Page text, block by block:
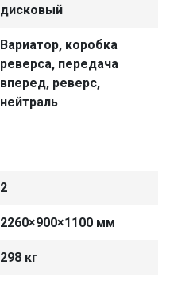
дисковый
Вариатор, коробка
реверса, передача
вперед, реверс,
нейтраль
2
2260×900×1100 мм
298 кг